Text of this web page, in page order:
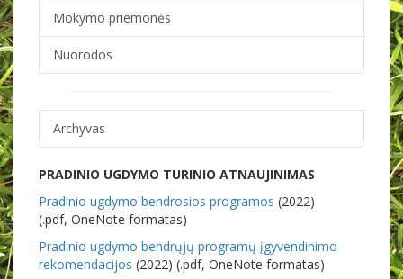
Mokymo priemonės
Nuorodos
Archyvas
PRADINIO UGDYMO TURINIO ATNAUJINIMAS
Pradinio ugdymo bendrosios programos (2022)
(.pdf, OneNote formatas)
Pradinio ugdymo bendrųjų programų įgyvendinimo
rekomendacijos (2022) (.pdf, OneNote formatas)